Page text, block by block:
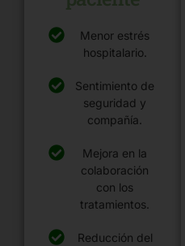
Menor estrés
hospitalario.
Sentimiento de
seguridad y
compañía.
Mejora en la
colaboración
con los
tratamientos.
Reducción del